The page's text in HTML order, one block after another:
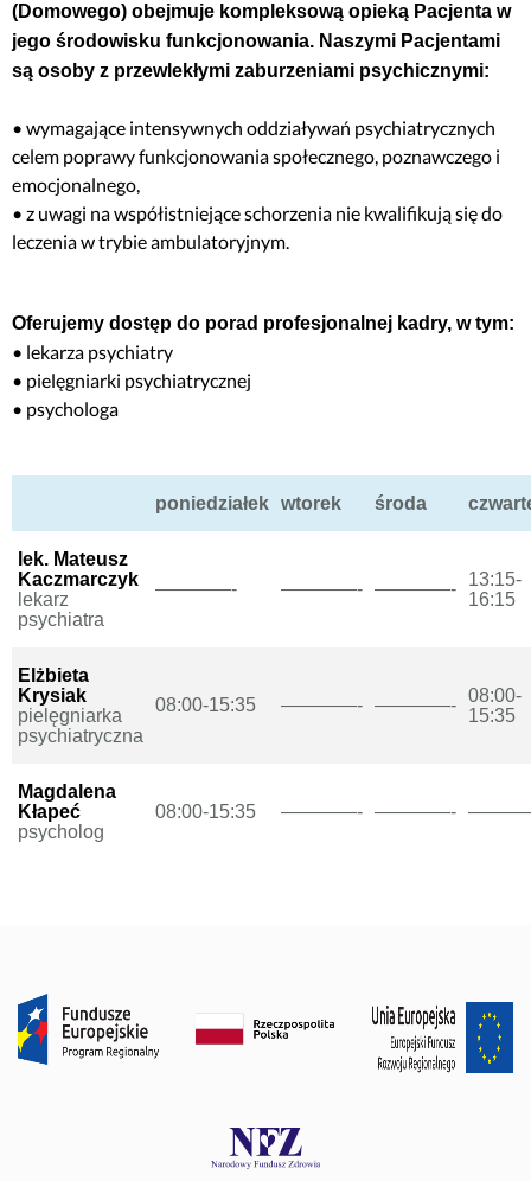
(Domowego) obejmuje kompleksową opieką Pacjenta w
jego środowisku funkcjonowania. Naszymi Pacjentami
są osoby z przewlekłymi zaburzeniami psychicznymi:
• wymagające intensywnych oddziaływań psychiatrycznych
celem poprawy funkcjonowania społecznego, poznawczego i
emocjonalnego,
• z uwagi na współistniejące schorzenia nie kwalifikują się do
leczenia w trybie ambulatoryjnym.
Oferujemy dostęp do porad profesjonalnej kadry, w tym:
• lekarza psychiatry
• pielęgniarki psychiatrycznej
• psychologa
poniedziałek wtorek środa
lek. Mateusz
Kaczmarczyk
lekarz
psychiatra
————- ————- ————-
13:15-
16:15
Elżbieta
Krysiak
pielęgniarka
psychiatryczna
08:00-15:35 ————- ————- 08:00-
15:35
Magdalena
Kłapeć
psycholog
08:00-15:35 ————- ————-